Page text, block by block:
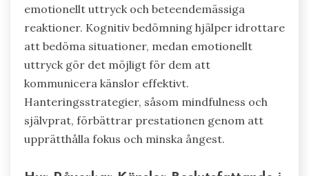
emotionellt uttryck och beteendemässiga
reaktioner. Kognitiv bedömning hjälper idrottare
att bedöma situationer, medan emotionellt
uttryck gör det möjligt för dem att
kommunicera känslor effektivt.
Hanteringsstrategier, såsom mindfulness och
självprat, förbättrar prestationen genom att
upprätthålla fokus och minska ångest.